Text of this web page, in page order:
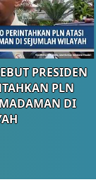
PRESIDEN
PLN
DI